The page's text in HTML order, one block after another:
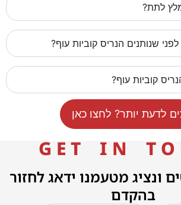
לתת?
שנותנים הנריס קוביות עוף?
קוביות עוף?
לדעת יותר? לחצו כאן
G E T I N T O
ונציג מטעמנו ידאג לחזור
בהקדם